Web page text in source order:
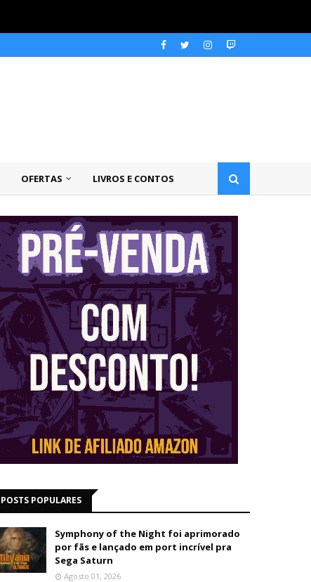
OFERTAS LIVROS E CONTOS
POSTS POPULARES
Symphony of the Night foi aprimorado
por fãs e lançado em port incrível pra
Sega Saturn
Agosto 01, 2026